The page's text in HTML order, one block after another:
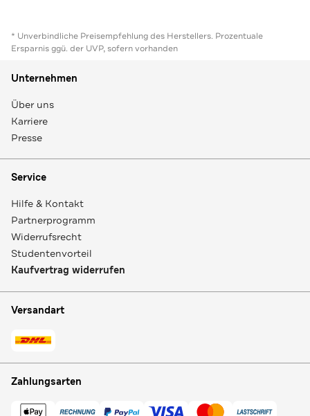
* Unverbindliche Preisempfehlung des Herstellers. Prozentuale
Ersparnis ggü. der UVP, sofern vorhanden
Unternehmen
Über uns
Karriere
Presse
Service
Hilfe & Kontakt
Partnerprogramm
Widerrufsrecht
Studentenvorteil
Kaufvertrag widerrufen
Versandart
Zahlungsarten